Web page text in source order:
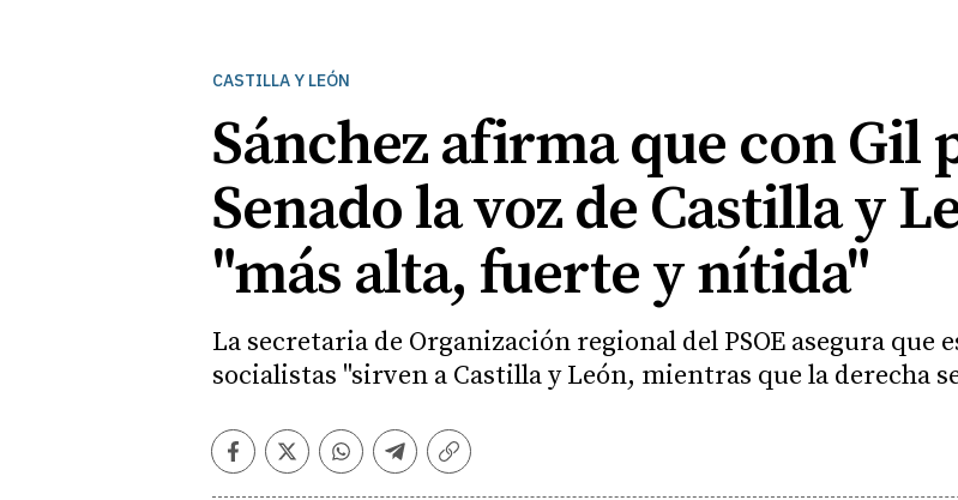
CASTILLA Y LEÓN
Sánchez afirma que con Gil
Senado la voz de Castilla y
"más alta, fuerte y nítida"
La secretaria de Organización regional del PSOE asegura que
socialistas "sirven a Castilla y León, mientras que la derecha
Facebook
TwitterWhatsapp
Telegram
Copiar